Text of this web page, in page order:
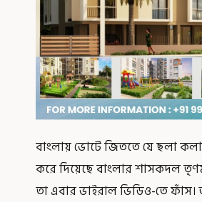
বাংলায় ভোটে জিততে যে ছলা কলা
করে দিয়েছে বাংলার শাসকদল
তা এবার ভাইরাল ভিডিও-তে